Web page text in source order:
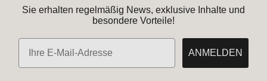
Sie erhalten regelmäßig News, exklusive Inhalte und
besondere Vorteile!
E-Mail
ANMELDEN